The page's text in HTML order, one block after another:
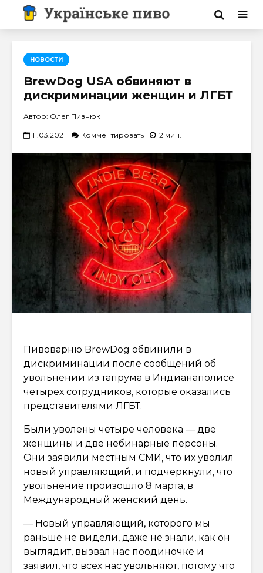
НОВОСТИ
BrewDog USA обвиняют в
дискриминации женщин и ЛГБТ
Автор: Олег Пивнюк
11.03.2021 Комментировать 2 мин.
Пивоварню BrewDog обвинили в
дискриминации после сообщений об
увольнении из тапрума в Индианаполисе
четырёх сотрудников, которые оказались
представителями ЛГБТ.
Были уволены четыре человека — две
женщины и две небинарные персоны.
Они заявили местным СМИ, что их уволил
новый управляющий, и подчеркнули, что
увольнение произошло 8 марта, в
Международный женский день.
— Новый управляющий, которого мы
раньше не видели, даже не знали, как он
выглядит, вызвал нас поодиночке и
заявил, что всех нас увольняют, потому что